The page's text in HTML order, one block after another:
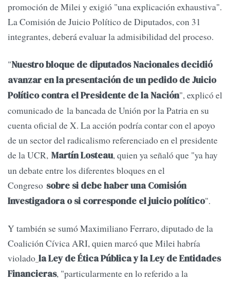
promoción de Milei y exigió "una explicación exhaustiva".
La Comisión de Juicio Político de Diputados, con 31
integrantes, deberá evaluar la admisibilidad del proceso.
"Nuestro bloque de diputados Nacionales decidió
avanzar en la presentación de un pedido de Juicio
Político contra el Presidente de la Nación", explicó el
comunicado de la bancada de Unión por la Patria en su
cuenta oficial de X. La acción podría contar con el apoyo
de un sector del radicalismo referenciado en el presidente
de la UCR, Martín Losteau, quien ya señaló que "ya hay
un debate entre los diferentes bloques en el
Congreso sobre si debe haber una Comisión
Investigadora o si corresponde el juicio político".
Y también se sumó Maximiliano Ferraro, diputado de la
Coalición Cívica ARI, quien marcó que Milei habría
violado la Ley de Ética Pública y la Ley de Entidades
Financieras, "particularmente en lo referido a la